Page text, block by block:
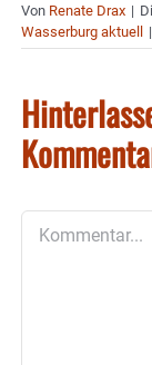
Von Renate Drax |
Wasserburg aktuell
|